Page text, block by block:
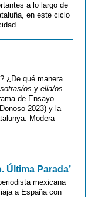
a lo largo de
en este ciclo
¿De qué manera
os y ella/os
de Ensayo
2023) y la
Modera
Última Parada’
mexicana
a España con